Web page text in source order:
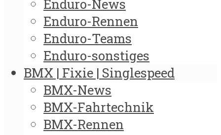
Enduro-News
Enduro-Rennen
Enduro-Teams
Enduro-sonstiges
BMX | Fixie | Singlespeed
BMX-News
BMX-Fahrtechnik
BMX-Rennen